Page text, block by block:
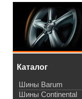
Каталог
Шины Barum
Шины Continental